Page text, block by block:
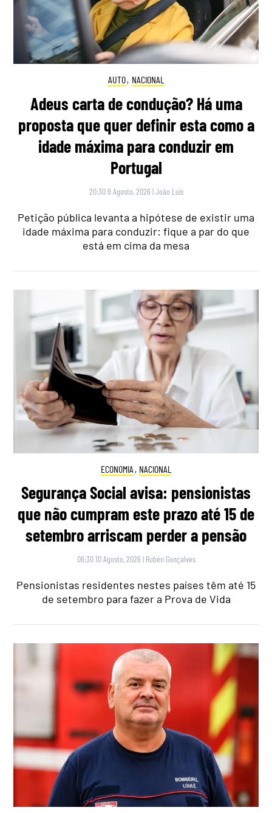
AUTO, NACIONAL
Adeus carta de condução? Há uma
proposta que quer definir esta como a
idade máxima para conduzir em
Portugal
20:30 9 Agosto, 2026 |João Luís
Petição pública levanta a hipótese de existir uma
idade máxima para conduzir: fique a par do que
está em cima da mesa
ECONOMIA , NACIONAL
Segurança Social avisa: pensionistas
que não cumpram este prazo até 15 de
setembro arriscam perder a pensão
06:30 10 Agosto, 2026 | Rubén Gonçalves
Pensionistas residentes nestes países têm até 15
de setembro para fazer a Prova de Vida